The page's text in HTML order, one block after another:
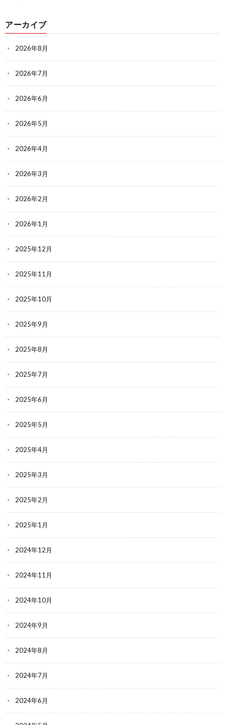
アーカイブ
2026年8月
2026年7月
2026年6月
2026年5月
2026年4月
2026年3月
2026年2月
2026年1月
2025年12月
2025年11月
2025年10月
2025年9月
2025年8月
2025年7月
2025年6月
2025年5月
2025年4月
2025年3月
2025年2月
2025年1月
2024年12月
2024年11月
2024年10月
2024年9月
2024年8月
2024年7月
2024年6月